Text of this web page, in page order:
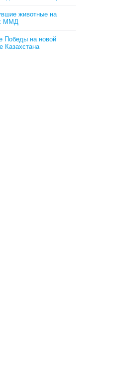
животные на
ММД
Победы на новой
Казахстана